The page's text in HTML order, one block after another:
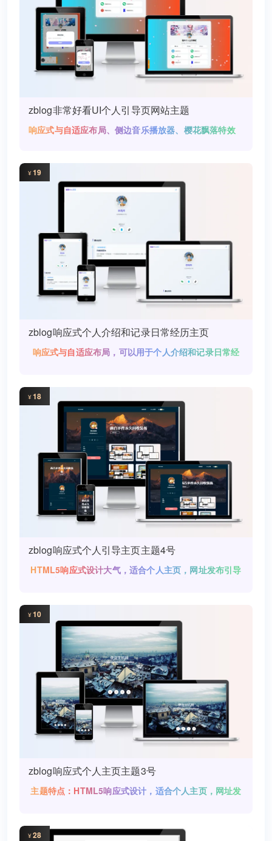
zblog非常好看UI个人引导页网站主题
响应式与自适应布局、侧边音乐播放器、樱花飘落特效
¥19
zblog响应式个人介绍和记录日常经历主页
响应式与自适应布局，可以用于个人介绍和记录日常经
¥18
zblog响应式个人引导主页主题4号
HTML5响应式设计大气，适合个人主页，网址发布引导
¥10
zblog响应式个人主页主题3号
主题特点：HTML5响应式设计，适合个人主页，网址发
¥28